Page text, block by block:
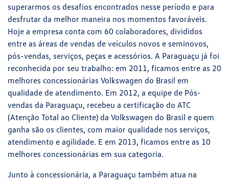
superarmos os desafios encontrados nesse período e para
desfrutar da melhor maneira nos momentos favoráveis.
Hoje a empresa conta com 60 colaboradores, divididos
entre as áreas de vendas de veículos novos e seminovos,
pós-vendas, serviços, peças e acessórios. A Paraguaçu já foi
reconhecida por seu trabalho: em 2011, ficamos entre as 20
melhores concessionárias Volkswagen do Brasil em
qualidade de atendimento. Em 2012, a equipe de Pós-
vendas da Paraguaçu, recebeu a certificação do ATC
(Atenção Total ao Cliente) da Volkswagen do Brasil e quem
ganha são os clientes, com maior qualidade nos serviços,
atendimento e agilidade. E em 2013, ficamos entre as 10
melhores concessionárias em sua categoria.
Junto à concessionária, a Paraguaçu também atua na